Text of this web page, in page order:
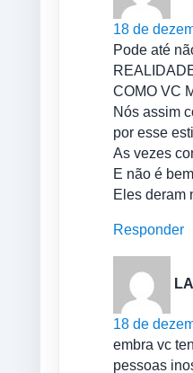
18 de
Pode até
COMO VC
Nós assim
por esse
As vezes
E não é
Eles deram
Responder
18 de
embra vc
pessoas